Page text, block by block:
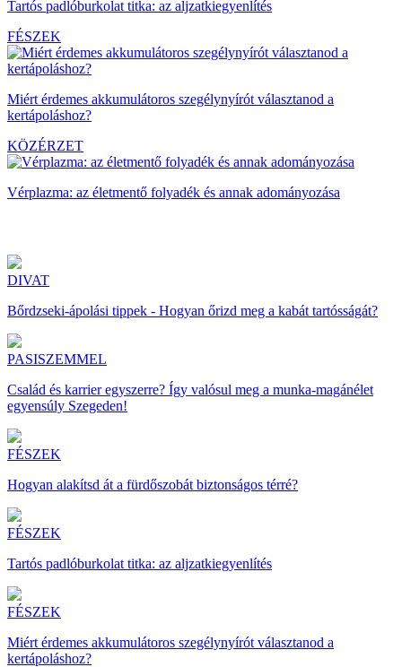
Tartós padlóburkolat titka: az aljzatkiegyenlítés
FÉSZEK
Miért érdemes akkumulátoros szegélynyírót választanod a
kertápoláshoz?
KÖZÉRZET
Vérplazma: az életmentő folyadék és annak adományozása
DIVAT
Bőrdzseki-ápolási tippek - Hogyan őrizd meg a kabát tartósságát?
PASISZEMMEL
Család és karrier egyszerre? Így valósul meg a munka-magánélet
egyensúly Szegeden!
FÉSZEK
Hogyan alakítsd át a fürdőszobát biztonságos térré?
FÉSZEK
Tartós padlóburkolat titka: az aljzatkiegyenlítés
FÉSZEK
Miért érdemes akkumulátoros szegélynyírót választanod a
kertápoláshoz?